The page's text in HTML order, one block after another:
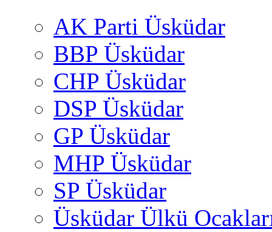
AK Parti Üsküdar
BBP Üsküdar
CHP Üsküdar
DSP Üsküdar
GP Üsküdar
MHP Üsküdar
SP Üsküdar
Üsküdar Ülkü